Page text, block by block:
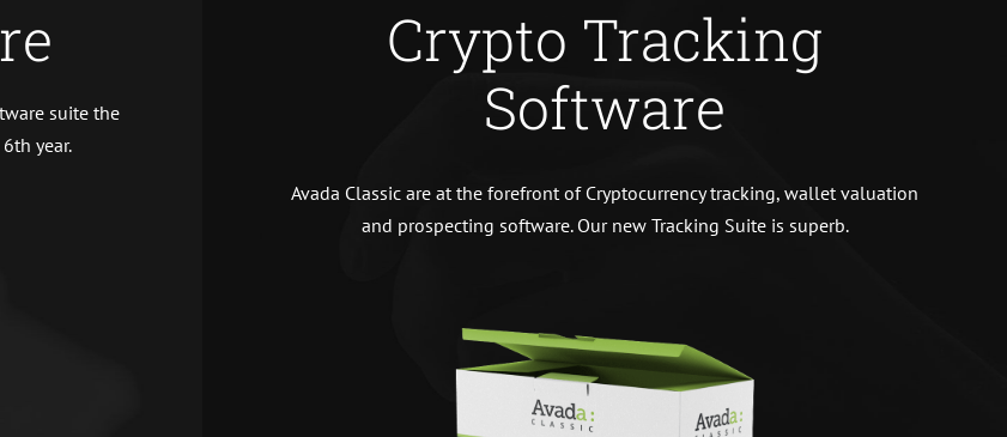
suite the
year.
Crypto Tracking
Software
Avada Classic are at the forefront of Cryptocurrency tracking, wallet valuation
and prospecting software. Our new Tracking Suite is superb.